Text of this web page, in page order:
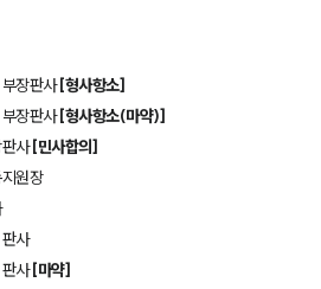
장판사[형사항소]
장판사[형사항소(마약)]
사[민사합의]
원장
사
사[마약]